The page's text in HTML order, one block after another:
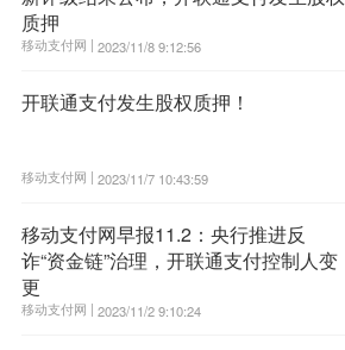
质押
移动支付网 | 2023/11/8 9:12:56
开联通支付发生股权质押！
移动支付网 | 2023/11/7 10:43:59
移动支付网早报11.2：央行推进反
诈“资金链”治理，开联通支付控制人变
更
移动支付网 | 2023/11/2 9:10:24